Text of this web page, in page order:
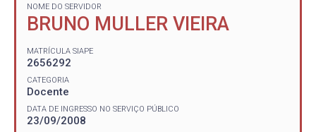
NOME DO SERVIDOR
BRUNO MULLER VIEIRA
MATRÍCULA SIAPE
2656292
CATEGORIA
Docente
DATA DE INGRESSO NO SERVIÇO PÚBLICO
23/09/2008